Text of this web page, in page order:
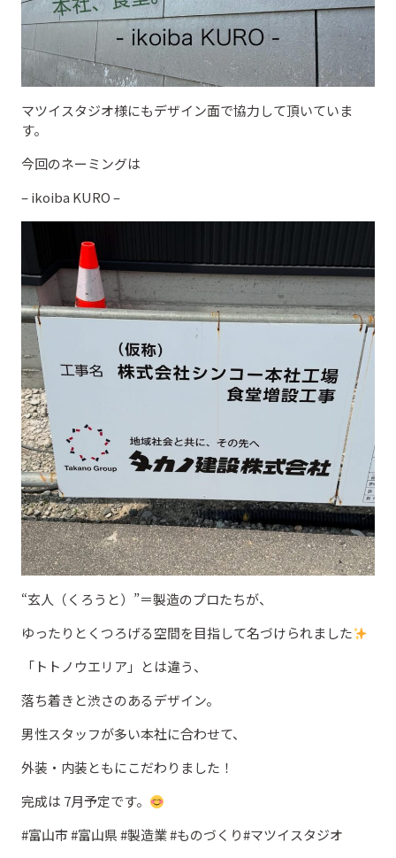
マツイスタジオ様にもデザイン面で協力して頂いていま
す。
今回のネーミングは
– ikoiba KURO –
“玄人（くろうと）”＝製造のプロたちが、
ゆったりとくつろげる空間を目指して名づけられました
「トトノウエリア」とは違う、
落ち着きと渋さのあるデザイン。
男性スタッフが多い本社に合わせて、
外装・内装ともにこだわりました！
完成は 7月予定です。
#富山市 #富山県 #製造業 #ものづくり#マツイスタジオ